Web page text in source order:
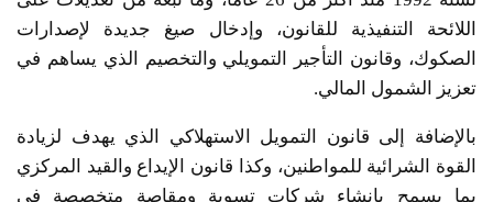
اللائحة التنفيذية للقانون، وإدخال صيغ جديدة لإصدارات
الصكوك، وقانون التأجير التمويلي والتخصيم الذي يساهم في
تعزيز الشمول المالي.
بالإضافة إلى قانون التمويل الاستهلاكي الذي يهدف لزيادة
القوة الشرائية للمواطنين، وكذا قانون الإيداع والقيد المركزي
بما يسمح بإنشاء شركات تسوية ومقاصة متخصصة في